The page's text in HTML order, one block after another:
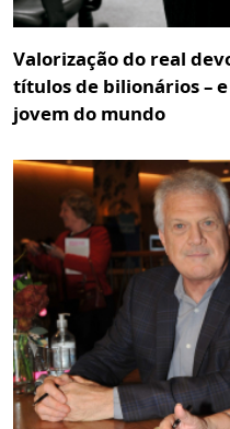
Valorização do real
títulos de bilionários –
jovem do mundo